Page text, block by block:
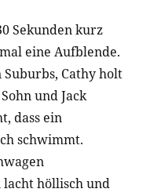
Sekunden kurz
eine Aufblende.
Cathy holt
und Jack
dass ein
schwimmt.
höllisch und